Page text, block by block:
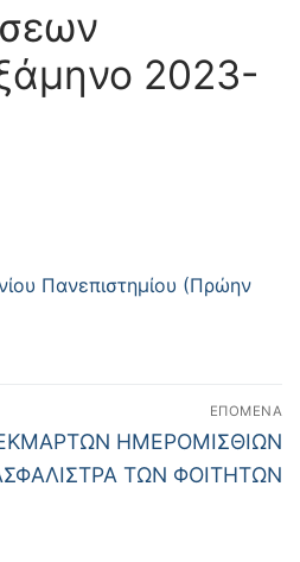
2023-
Πανεπιστημίου (Πρώην
ΕΠΌΜΕΝΑ
ΗΜΕΡΟΜΙΣΘΙΩΝ
ΤΩΝ ΦΟΙΤΗΤΩΝ